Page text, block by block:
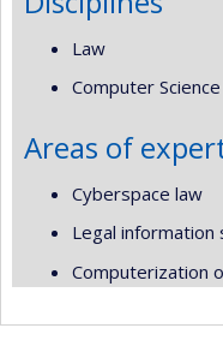
Law
Computer Science
Areas of
Cyberspace law
Legal information
Computerization